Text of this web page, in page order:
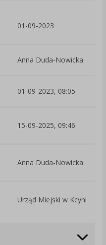
01-09-2023
Anna Duda-Nowicka
01-09-2023, 08:05
15-09-2025, 09:46
Anna Duda-Nowicka
Urząd Miejski w Kcyni